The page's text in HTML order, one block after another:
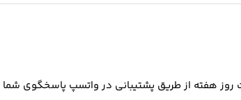
هفته از طریق پشتیبانی در واتسپ پاسخگوی